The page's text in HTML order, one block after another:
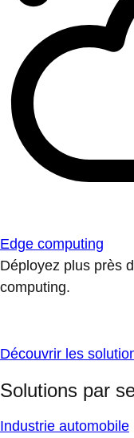
Edge computing
Déployez plus près
computing.
Découvrir les
Solutions par
Industrie automobile